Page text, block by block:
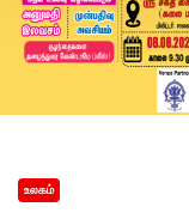
உலகம்